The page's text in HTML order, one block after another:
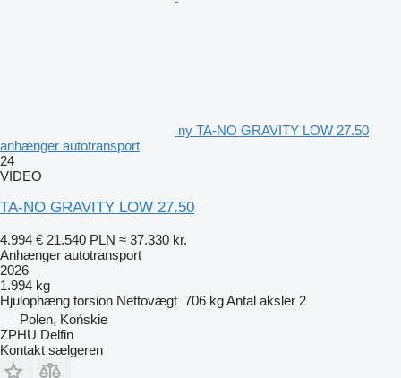
ny TA-NO GRAVITY LOW 27.50
anhænger autotransport
24
VIDEO
TA-NO GRAVITY LOW 27.50
4.994 € 21.540 PLN ≈ 37.330 kr.
Anhænger autotransport
2026
1.994 kg
Hjulophæng torsion Nettovægt 706 kgAntal aksler 2
Polen, Końskie
ZPHU Delfin
Kontakt sælgeren